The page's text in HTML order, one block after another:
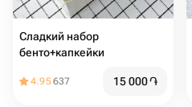
Сладкий набор
бенто+капкейки
4.95637 15 000֏